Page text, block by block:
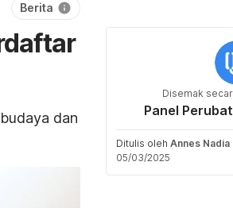
Berita
dan
Disemak
Panel
Ditulis oleh Annes Nadia
05/03/2025